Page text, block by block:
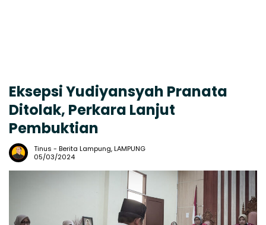
Eksepsi Yudiyansyah Pranata
Ditolak, Perkara Lanjut
Pembuktian
Tinus - Berita Lampung,LAMPUNG
05/03/2024